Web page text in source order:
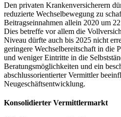
Den privaten Krankenversicherern
reduzierte Wechselbewegung zu
Beitragseinnahmen allein 2020 um
Dies betreffe vor allem die
Niveau dürfte auch bis 2025 nicht
geringere Wechselbereitschaft in die
und weniger Eintritte in die
Beratungsmöglichkeiten und ein
abschlussorientierter Vermittler
Neugeschäftsentwicklung.
Konsolidierter Vermittlermarkt